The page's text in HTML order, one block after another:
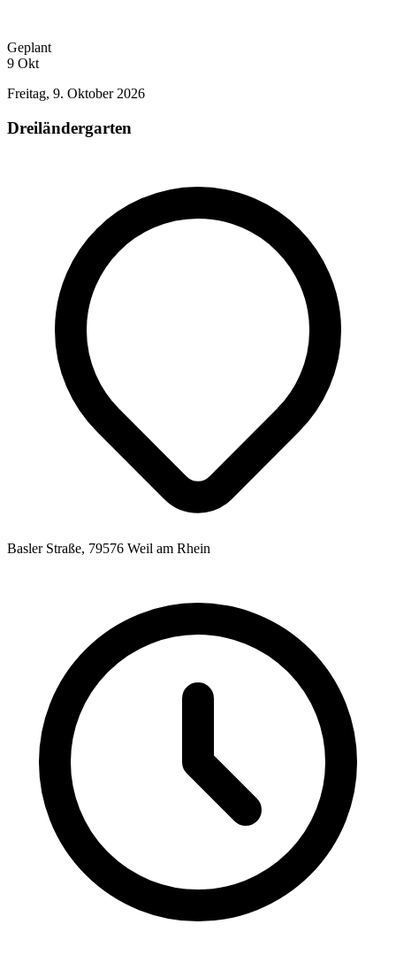
Geplant
9 Okt
Freitag, 9. Oktober 2026
Dreiländergarten
Basler Straße, 79576 Weil am Rhein